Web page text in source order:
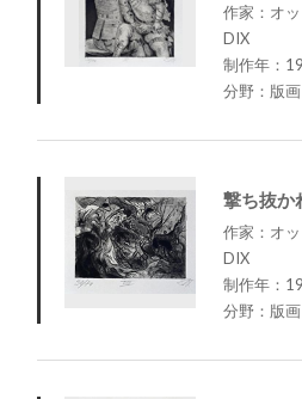
作家：オ
DIX
制作年：
分野：版画
撃ち抜か
作家：オ
DIX
制作年：
分野：版画